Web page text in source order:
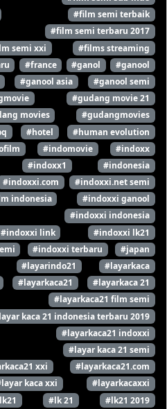
#film semi terbaik
#film semi terbaru 2017
semi xxi
#films streaming
#france #ganol
#ganool
#ganool asia
#ganool semi
#gudang movie 21
movies
#gudangmovies
#hotel
#human evolution
#indomovie
#indoxx
#indoxx1
#indonesia
#indoxxi.com
#indoxxi.net semi
indonesia
#indoxxi ganool
#indoxxi indonesia
#indoxxi link
#indoxxi lk21
#indoxxi terbaru
#japan
#layarindo21
#layarkaca
#layarkaca21
#layarkaca 21
#layarkaca21 film semi
kaca 21 indonesia terbaru 2019
#layarkaca21 indoxxi
#layar kaca 21 semi
xxi
#layarkaca21.com
kaca xxi
#layarkacaxxi
#lk 21
#lk21 2019